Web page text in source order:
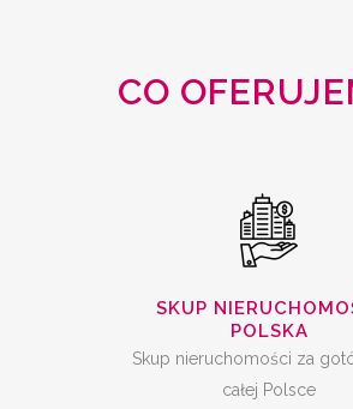
CO
SKUP
POLSKA
Skup nieruchomości za
całej Polsce
KREDYTEM